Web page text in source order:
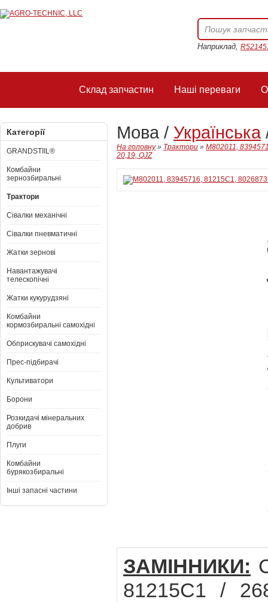
Наприклад,
Склад запчастин Наші переваги
Категорії
GRANDSTIIL®
Комбайни
зернозбиральні
Трактори
Сівалки механічні
Сівалки пневматичні
Жатки зернові
Навантажувачі
телескопічні
Жатки кукурудзяні
Комбайни
кормозбиральні самохідні
Обприскувачі самохідні
Прес-підбирачі
Культиватори
Борони
Розкидачі мінеральних
добрив
Плуги
Комбайни
бурякозбиральні
Інші запасні частини
Мова / Українська
На головну» Трактори » M802011,
20,19, QJZ
ЗАМІННИКИ:
81215C1 /